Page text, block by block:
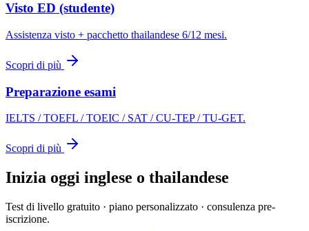
Visto ED (studente)
Assistenza visto + pacchetto thailandese 6/12 mesi.
Scopri di più
Preparazione esami
IELTS / TOEFL / TOEIC / SAT / CU-TEP / TU-GET.
Scopri di più
Inizia oggi inglese o thailandese
Test di livello gratuito · piano personalizzato · consulenza pre-
iscrizione.